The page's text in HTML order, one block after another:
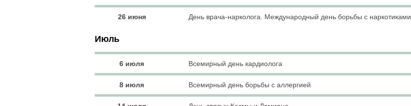
26 июня День врача-нарколога. Международный день борьбы с наркотиками
Июль
6 июля Всемирный день кардиолога
8 июля Всемирный день борьбы с аллергией